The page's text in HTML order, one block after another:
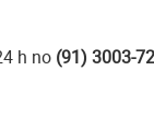
h no (91) 3003-